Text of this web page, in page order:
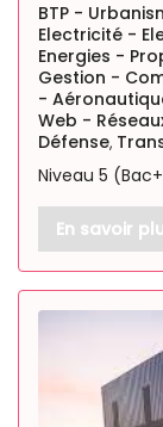
BTP -
Electricité -
Energies -
Gestion -
-
Web -
Défense,
Niveau 5
En savoir